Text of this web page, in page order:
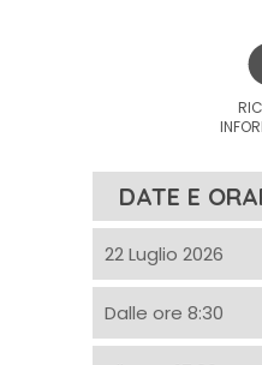
DATE E
22 Luglio 2026
Dalle ore 8:30